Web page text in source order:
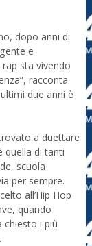
dopo anni di
e
rap sta vivendo
racconta
due anni è
a duettare
quella di tanti
scuola
per sempre.
all’Hip Hop
quando
chiesto i più